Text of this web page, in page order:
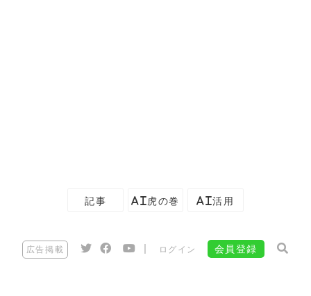
記事 AI虎の巻 AI活用
広告掲載 ログイン 会員登録